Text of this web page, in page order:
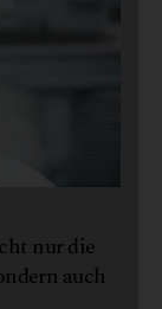
nur die
auch